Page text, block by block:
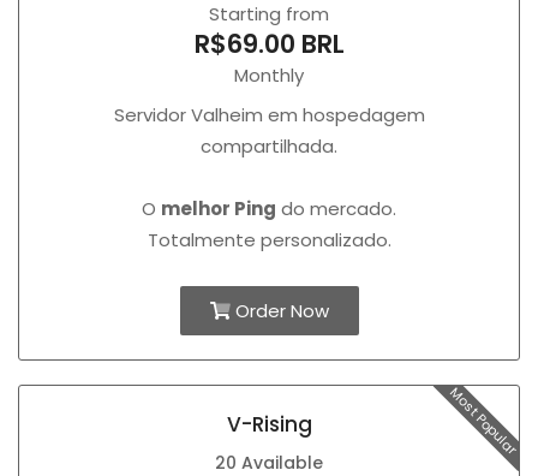
Starting from
R$69.00 BRL
Monthly
Servidor Valheim em hospedagem
compartilhada.
O melhor Ping do mercado.
Totalmente personalizado.
Order Now
Most Popular
V-Rising
20 Available